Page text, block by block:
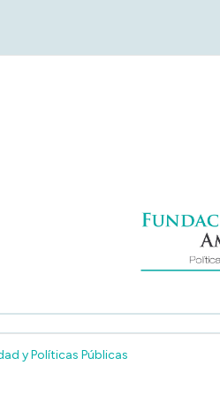
y Políticas Públicas